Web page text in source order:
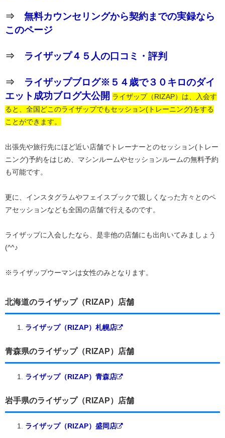
⇒ 無料カウンセリングから契約までの実録なら
このページ
⇒ ライザップ４５人の口コミ・評判
⇒ ライザップブログ※５４歳で３０キロのダイ
エット成功ブログ大公開 ライザップ（RIZAP）は、入会す
ると、全国どこのライザップでもセッション(トレーニング)をする
ことができます。
出張先や旅行先にほど近い店舗でトレーナーとのセッション(トレー
ニング)予約をはじめ、マシンルームやセッションルームの無料予約
も可能です。
更に、インスタグラムやフェイスブックで親しくなった方々とのペ
アセッションなども全国の店舗で行えるのです。
ライザップに入会したなら、是非他の店舗にも出向いてみましょう
(^^♪
※ライザップウーマンは女性のみとなります。
北海道のライザップ（RIZAP）店舗
ライザップ（RIZAP）札幌店
青森県のライザップ（RIZAP）店舗
ライザップ（RIZAP）青森店
岩手県のライザップ（RIZAP）店舗
ライザップ（RIZAP）盛岡店